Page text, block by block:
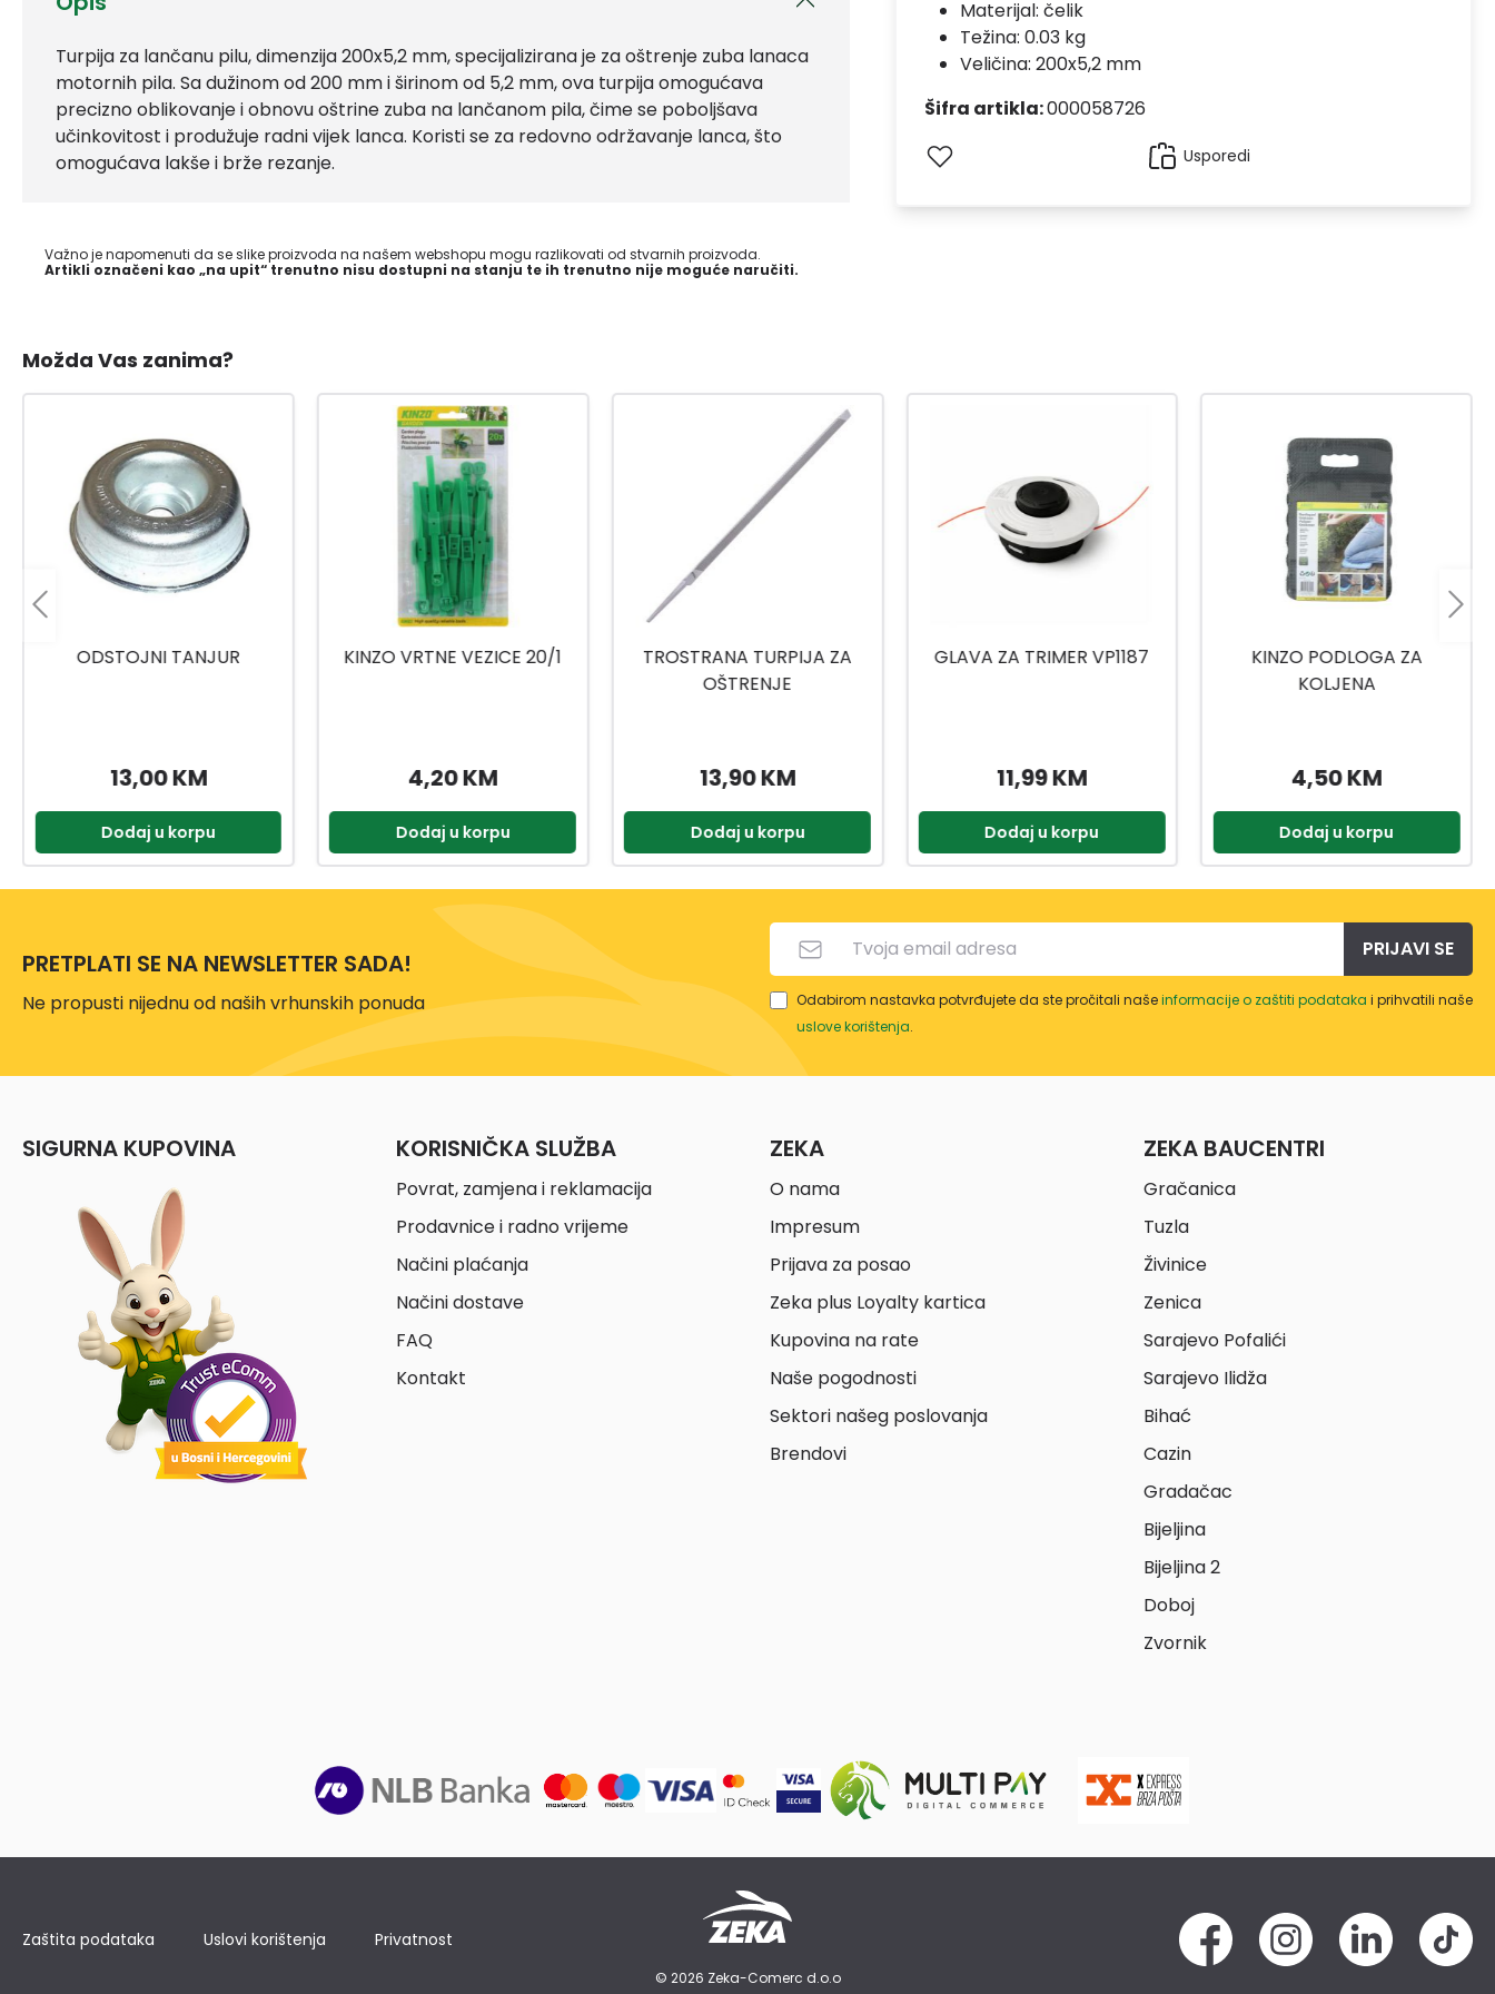
Turpija za lančanu pilu, dimenzija 200x5,2 mm, specijalizirana je za oštrenje zuba lanaca
motornih pila. Sa dužinom od 200 mm i širinom od 5,2 mm, ova turpija omogućava
precizno oblikovanje i obnovu oštrine zuba na lančanom pila, čime se poboljšava
učinkovitost i produžuje radni vijek lanca. Koristi se za redovno održavanje lanca, što
omogućava lakše i brže rezanje.
Važno je napomenuti da se slike proizvoda na našem webshopu mogu razlikovati od stvarnih proizvoda.
Artikli označeni kao „na upit“ trenutno nisu dostupni na stanju te ih trenutno nije moguće naručiti.
Materijal: čelik
Težina: 0.03 kg
Veličina: 200x5,2 mm
Šifra artikla:000058726
Usporedi
Možda Vas zanima?
ODSTOJNI TANJUR
13,00 KM
Dodaj u korpu
KINZO VRTNE VEZICE 20/1
4,20 KM
Dodaj u korpu
TROSTRANA TURPIJA ZA
OŠTRENJE
13,90 KM
Dodaj u korpu
GLAVA ZA TRIMER VP1187
11,99 KM
Dodaj u korpu
KINZO PODLOGA ZA
KOLJENA
4,50 KM
Dodaj u korpu
PRETPLATI SE NA NEWSLETTER SADA!
Ne propusti nijednu od naših vrhunskih ponuda
PRIJAVI SE
Odabirom nastavka potvrđujete da ste pročitali našeinformacije o zaštiti podataka i prihvatili naše
uslove korištenja.
SIGURNA KUPOVINA KORISNIČKA SLUŽBA
Povrat, zamjena i reklamacija
Prodavnice i radno vrijeme
Načini plaćanja
Načini dostave
FAQ
Kontakt
ZEKA
O nama
Impresum
Prijava za posao
Zeka plus Loyalty kartica
Kupovina na rate
Naše pogodnosti
Sektori našeg poslovanja
Brendovi
ZEKA BAUCENTRI
Gračanica
Tuzla
Živinice
Zenica
Sarajevo Pofalići
Sarajevo Ilidža
Bihać
Cazin
Gradačac
Bijeljina
Bijeljina 2
Doboj
Zvornik
Zaštita podataka Uslovi korištenja Privatnost
© 2026 Zeka-Comerc d.o.o